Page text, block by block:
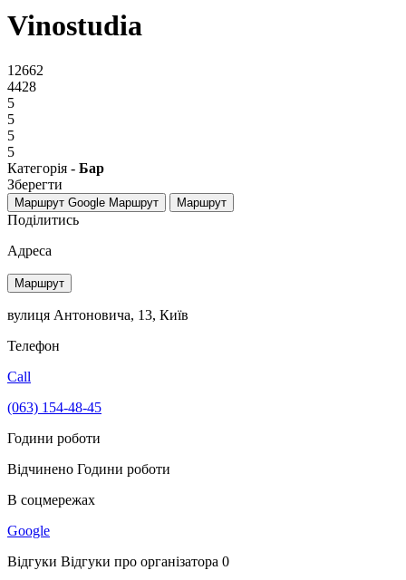
Vinostudia
12662
4428
5
5
5
5
Категорія - Бар
Зберегти
Маршрут Google Маршрут Маршрут
Поділитись
Адреса
Маршрут
вулиця Антоновича, 13, Київ
Телефон
Call
(063) 154-48-45
Години роботи
Відчинено Години роботи
В соцмережах
Google
Відгуки Відгуки про організатора 0